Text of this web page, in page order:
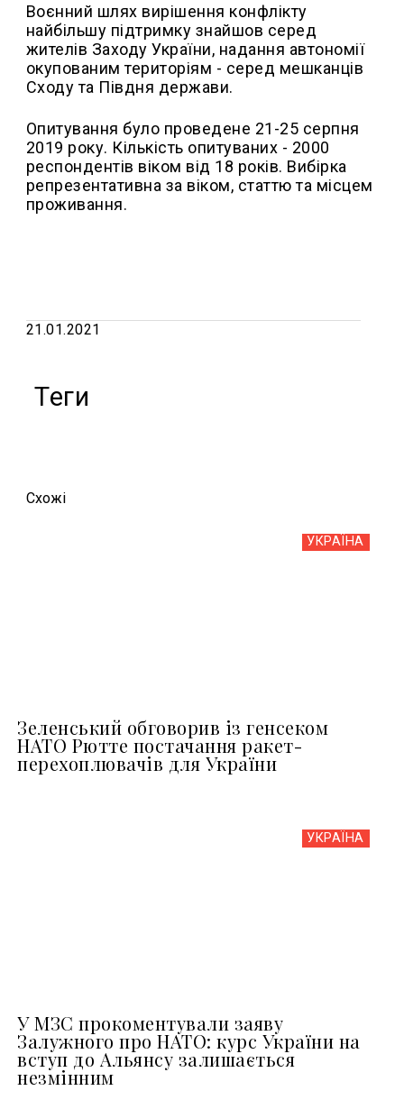
Воєнний шлях вирішення конфлікту
найбільшу підтримку знайшов серед
жителів Заходу України, надання автономії
окупованим територіям - серед мешканців
Сходу та Півдня держави.
Опитування було проведене 21-25 серпня
2019 року. Кількість опитуваних - 2000
респондентів віком від 18 років. Вибірка
репрезентативна за віком, статтю та місцем
проживання.
21.01.2021
Теги
Схожi
УКРАЇНА
Зеленський обговорив із генсеком
НАТО Рютте постачання ракет-
перехоплювачів для України
УКРАЇНА
У МЗС прокоментували заяву
Залужного про НАТО: курс України на
вступ до Альянсу залишається
незмінним